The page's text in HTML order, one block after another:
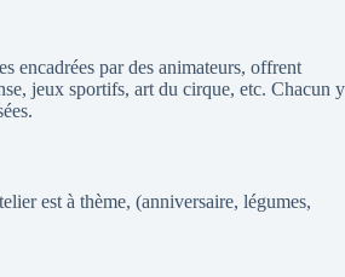
encadrées par des animateurs, offrent
jeux sportifs, art du cirque, etc. Chacun y
est à thème, (anniversaire, légumes,